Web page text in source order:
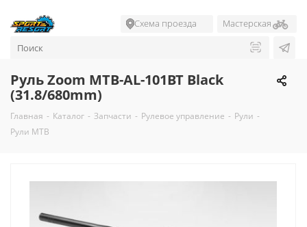
Схема проезда Мастерская
Руль Zoom MTB-AL-101BT Black
(31.8/680mm)
Главная - Каталог - Запчасти - Рулевое управление - Рули -
Рули MTB